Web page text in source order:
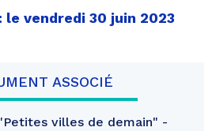
vendredi 30 juin 2023
ASSOCIÉ
villes de demain" -